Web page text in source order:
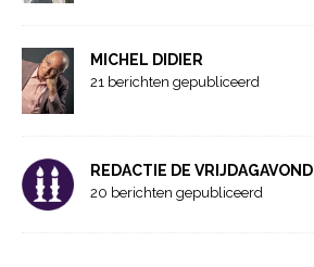
MICHEL DIDIER
21 berichten gepubliceerd
REDACTIE DE VRIJDAGAVOND
20 berichten gepubliceerd